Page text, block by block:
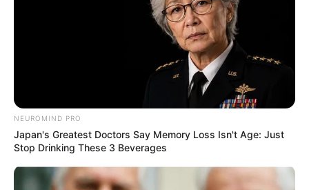
NEUROMIND PRO
Japan's Greatest Doctors Say Memory Loss Isn't Age: Just
Stop Drinking These 3 Beverages